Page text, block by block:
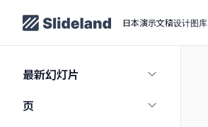
日本演示文稿设计图库
最新幻灯片
页